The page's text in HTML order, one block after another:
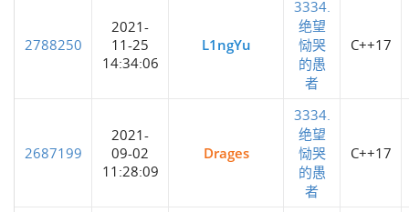
2788250
2021-
11-25
14:34:06
L1ngYu
3334.
绝望
恸哭
的愚
者
C++17
2687199
2021-
09-02
11:28:09
Drages
3334.
绝望
恸哭
的愚
者
C++17